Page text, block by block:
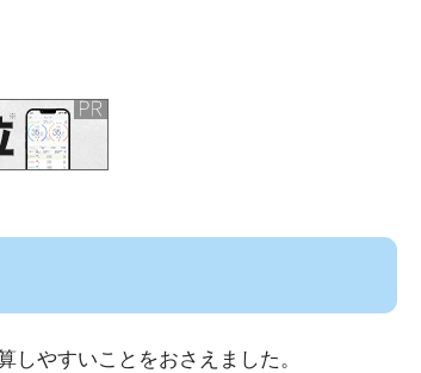
しやすいことをおさえました。